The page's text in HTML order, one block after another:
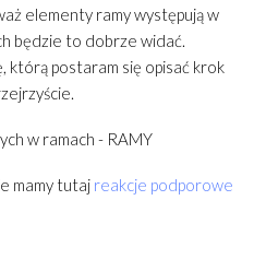
elementy ramy występują w
będzie to dobrze widać.
którą postaram się opisać krok
mamy tutaj reakcje podporowe